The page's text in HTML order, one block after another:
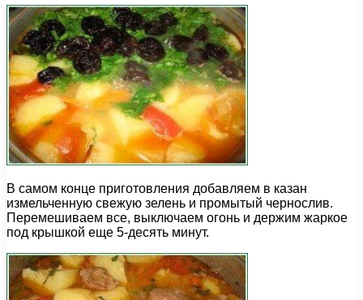
В самом конце приготовления добавляем в казан
измельченную свежую зелень и промытый чернослив.
Перемешиваем все, выключаем огонь и держим жаркое
под крышкой еще 5-десять минут.